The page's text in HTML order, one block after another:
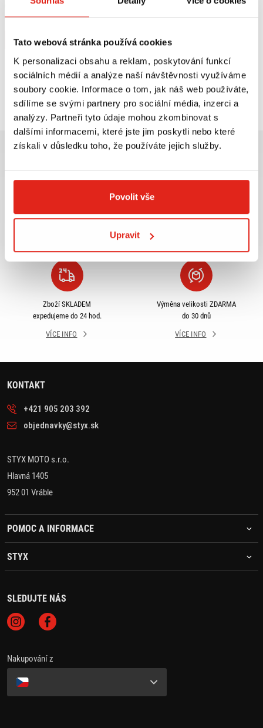
Tato webová stránka používá cookies
K personalizaci obsahu a reklam, poskytování funkcí
sociálních médií a analýze naší návštěvnosti využíváme
soubory cookie. Informace o tom, jak náš web používáte,
sdílíme se svými partnery pro sociální média, inzerci a
analýzy. Partneři tyto údaje mohou zkombinovat s
dalšími informacemi, které jste jim poskytli nebo které
získali v důsledku toho, že používáte jejich služby.
Povolit vše
Upravit
Skladem
V 1 prodejně
Koupit
Prohlédli jste si1z1 produktů
odběru
rámci ČR
Zboží SKLADEM
expedujeme do 24 hod.
VÍCE INFO
Výměna velikosti ZDARMA
do 30 dnů
VÍCE INFO
KONTAKT
+421 905 203 392
objednavky@styx.sk
STYX MOTO s.r.o.
Hlavná 1405
952 01 Vráble
POMOC A INFORMACE
STYX
SLEDUJTE NÁS
Nakupování z